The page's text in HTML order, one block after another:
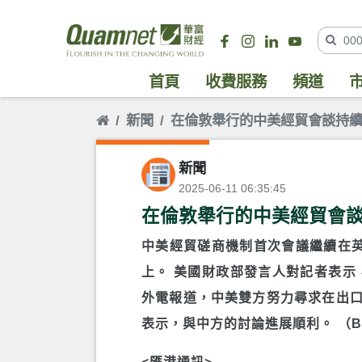
首頁 收費服務 頻道
新聞 在倫敦舉行的中美經貿會談持
新聞
2025-06-11 06:35:45
在倫敦舉行的中美經貿會
中美經貿磋商機制首次會議繼續在
上。 美國財政部發言人對記者表
外電報道，中美雙方努力尋求在出
表示，與中方的討論進展順利。 （